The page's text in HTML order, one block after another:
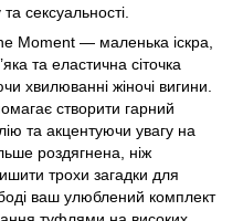
сексуальності.
Moment — маленька іскра,
та еластична сіточка
хвилюванні жіночі вигини.
створити гарний
та акцентуючи увагу на
роздягнена, ніж
трохи загадки для
ваш улюблений комплект